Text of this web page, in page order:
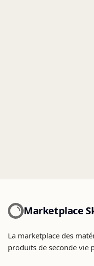
Marketplace
La marketplace des
produits de seconde vie